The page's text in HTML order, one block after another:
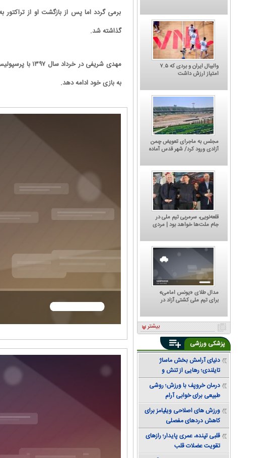
برمی گردد اما پس از بازگشت او از تراکتور
گذاشته شد.
مهدی شریفی
به بازی خود ادامه دهد.
قهر کنیم؟' جدیدترین
کاریکاتور/ باشگاه پرسپولیس: امروز نوبت
شکایت از کجاست؟
والیبال ایران و بردی که ۷.۵
امتیاز ارزش داشت
مجلس به ماجرای تعویض چمن
آزادی ورود کرد/ شهر قدس آماده
پرسپولیس
قلعه‌نویی، سرمربی تیم ملی در
جام ملت‌ها خواهد بود | مردی
پشت مهدی تاج به کجا گرم
است؟
مدال طلای «یونس امامی»
برای تیم ملی کشتی آزاد در
بیشتر
پزشکی ورزشی
دنیای آرامش بخش ماساژ
تایلندی؛ رهایی از تنش و
دستیابی به تعادل
درمان خروپف با ورزش؛ روشی
طبیعی برای خوابی آرام
ورزش های اصلاحی ویلیامز برای
کاهش دردهای مفصلی
قلبی تپنده، عمری پایدار؛ رازهای
تقویت عضلات قلب